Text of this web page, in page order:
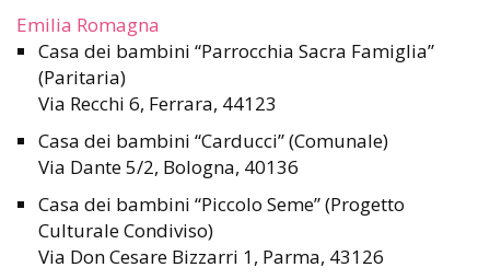
Emilia Romagna
Casa dei bambini “Parrocchia Sacra Famiglia”
(Paritaria)
Via Recchi 6, Ferrara, 44123
Casa dei bambini “Carducci” (Comunale)
Via Dante 5/2, Bologna, 40136
Casa dei bambini “Piccolo Seme” (Progetto
Culturale Condiviso)
Via Don Cesare Bizzarri 1, Parma, 43126